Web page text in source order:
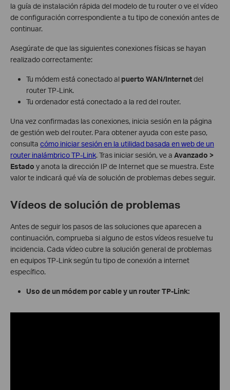
la guía de instalación rápida del modelo de tu router o ve el vídeo
de configuración correspondiente a tu tipo de conexión antes de
continuar.
Asegúrate de que las siguientes conexiones físicas se hayan
realizado correctamente:
Tu módem está conectado al puerto WAN/Internetdel
router TP-Link.
Tu ordenador está conectado a la red del router.
Una vez confirmadas las conexiones, inicia sesión en la página
de gestión web del router. Para obtener ayuda con este paso,
consulta cómo iniciar sesión en la utilidad basada en web de un
router inalámbrico TP-Link. Tras iniciar sesión, ve a Avanzado >
Estado y anota la dirección IP de Internet que se muestra. Este
valor te indicará qué vía de solución de problemas debes seguir.
Vídeos de solución de problemas
Antes de seguir los pasos de las soluciones que aparecen a
continuación, comprueba si alguno de estos vídeos resuelve tu
incidencia. Cada vídeo cubre la solución general de problemas
en equipos TP-Link según tu tipo de conexión a internet
específico.
Uso de un módem por cable y un router TP-Link: